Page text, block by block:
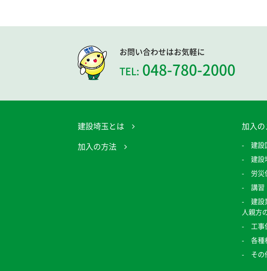
お問い合わせはお気軽に
TEL: 048-780-2000
建設埼玉とは
加入の方法
加入
建設
建設
労災
講習
建設
人親方
工事
各種
その